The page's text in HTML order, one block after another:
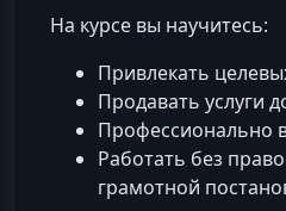
На курсе вы научитесь:
Привлекать
Продавать услуги
Профессионально
Работать без
грамотной